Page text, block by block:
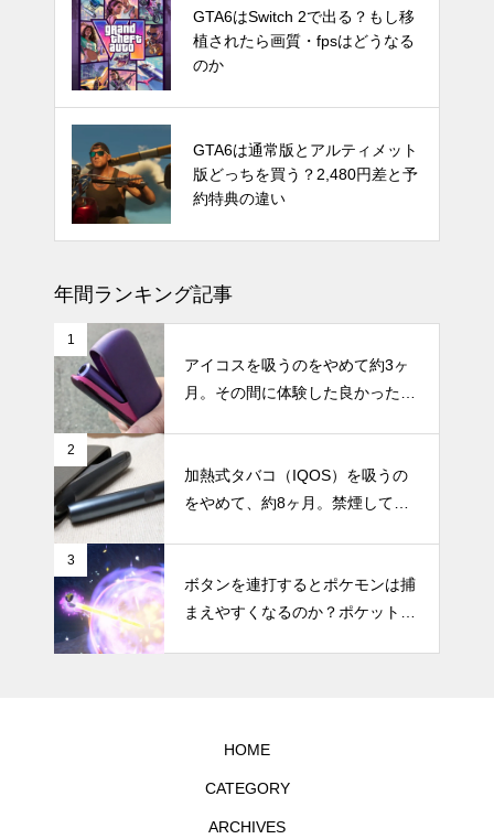
GTA6はSwitch 2で出る？もし移
植されたら画質・fpsはどうなる
のか
GTA6は通常版とアルティメット
版どっちを買う？2,480円差と予
約特典の違い
Switch Pro？新型Nintendo Switc
hは2024年後半に発売か。アナリ
ストが予測
発売時期はいつ？PS5 Proの噂と
スペック・価格についての情報と
予測
年間ランキング記事
1
アイコスを吸うのをやめて約3ヶ
月。その間に体験した良かったこ
2
加熱式タバコ（IQOS）を吸うの
をやめて、約8ヶ月。禁煙してか
3
ボタンを連打するとポケモンは捕
まえやすくなるのか？ポケットモ
HOME
CATEGORY
ARCHIVES